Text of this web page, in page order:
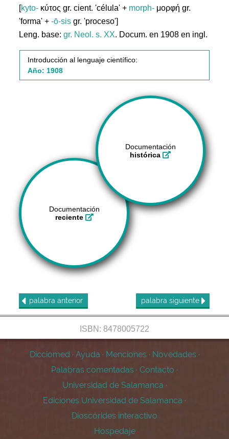
[kyto- κύτος gr. cient. 'célula' + morph- μορφή gr.
'forma' +-ō-sis gr. 'proceso']
Leng. base:gr. Neol. s. XX. Docum. en 1908 en ingl.
Introducción al lenguaje científico:
Año: 1908
Documentación
histórica
Documentación
reciente
palabra anterior palabra siguiente
ISBN: 8478005722
Dicciomed · Ayuda · Menciones · Novedades ·
Palabras comentadas · Contacto ·
Universidad de Salamanca ·
Ediciones Universidad de Salamanca ·
Dioscórides interactivo
Hospedaje